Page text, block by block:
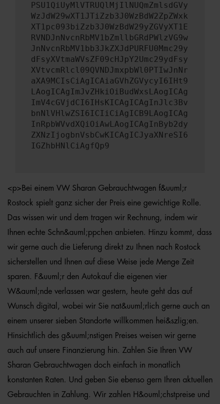
PSU1QiUyMlVTRUQlMjIlNUQmZmlsdGVy
WzJdW29wXT1JTiZzb3J0WzBdW2ZpZWxk
XT1pc093biZzb3J0WzBdW29yZGVyXT1E
RVNDJnNvcnRbMV1bZmllbGRdPWlzVG9w
JnNvcnRbMV1bb3JkZXJdPURFU0Mmc29y
dFsyXVtmaWVsZF09cHJpY2Umc29ydFsy
XVtvcmRlcl09QVNDJmxpbWl0PTIwJnNr
aXA9MCIsCiAgICAiaGVhZGVycyI6IHt9
LAogICAgImJvZHkiOiBudWxsLAogICAg
ImV4cGVjdCI6IHsKICAgICAgInJlc3Bv
bnNlVHlwZSI6ICIiCiAgICB9LAogICAg
InRpbWVvdXQiOiAwLAogICAgInByb2dy
ZXNzIjogbnVsbCwKICAgICJyaXNreSI6
IGZhbHNlCiAgfQp9
<p>Bei einem VW Sharan Gebrauchtwagen f&uuml;r
Rostock spielt ganz sicher der Preis eine gewichtige Rolle.
Das wissen wir und dem tragen wir Rechnung, indem wir
Ihnen echte Schn&auml;ppchen anbieten. Hinzu kommt, dass
wir gerne auch die Lieferung direkt zu Ihnen nach Rostock
sicherstellen und Ihnen auf diese Weise jede Menge Zeit
sparen. F&uuml;r den Autokauf die eigenen vier
W&auml;nde verlassen war gestern, heute geht das auf
Wunsch digital, wobei wir Sie nat&uuml;rlich gerne auch an
einem unserer sieben Standorte willkommen hei&szlig;en.
Hinsichtlich des g&uuml;nstigen Preises weisen wir gerne
auch auf unsere Finanzierung hin. Zahlen Sie Ihren VW
Sharan Gebrauchtwagen doch einfach in monatlich
konstanten Raten. Und geben Sie ebenso gern Ihren aktuellen
Gebrauchten in Zahlung. Wir zahlen H&ouml;chstpreise und